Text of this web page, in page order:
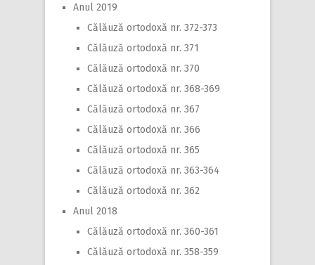
Anul 2019
Călăuză ortodoxă nr. 372-373
Călăuză ortodoxă nr. 371
Călăuză ortodoxă nr. 370
Călăuză ortodoxă nr. 368-369
Călăuză ortodoxă nr. 367
Călăuză ortodoxă nr. 366
Călăuză ortodoxă nr. 365
Călăuză ortodoxă nr. 363-364
Călăuză ortodoxă nr. 362
Anul 2018
Călăuză ortodoxă nr. 360-361
Călăuză ortodoxă nr. 358-359